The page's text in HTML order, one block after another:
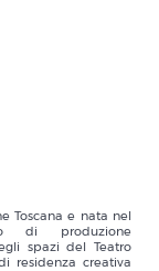
Toscana e nata nel
di produzione
spazi del Teatro
residenza creativa